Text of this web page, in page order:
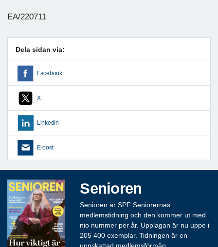
EA/220711
Dela sidan via:
Facebook
X
LinkedIn
E-post
Senioren
Senioren är SPF Seniorernas
medlemstidning och den kommer ut med
nio nummer per år. Upplagan är nu uppe i
205 400 exemplar. Tidningen är en